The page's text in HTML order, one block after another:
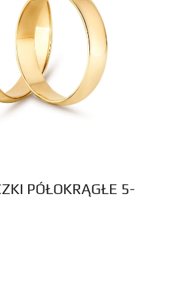
PÓŁOKRĄGŁE 5-